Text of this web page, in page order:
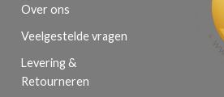
Over ons
Veelgestelde vragen
Levering &
Retourneren